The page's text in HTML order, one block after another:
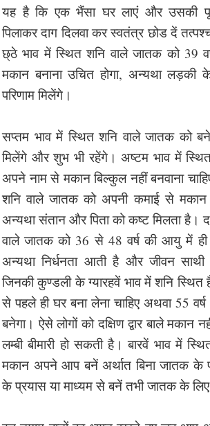
यह है कि एक भैंसा घर लाएं और उसकी
पिलाकर दाग दिलवा कर स्वतंत्र छोड दें
छ्ठे भाव में स्थित शनि वाले जातक को 39
मकान बनाना उचित होगा, अन्यथा लड़की
परिणाम मिलेंगे।
सप्तम भाव में स्थित शनि वाले जातक को
मिलेंगे और शुभ भी रहेंगे। अष्टम भाव में
अपने नाम से मकान बिल्कुल नहीं बनवाना
शनि वाले जातक को अपनी कमाई से मकान
अन्यथा संतान और पिता को कष्ट मिलता है।
वाले जातक को 36 से 48 वर्ष की आयु में ही
अन्यथा निर्धनता आती है और जीवन
जिनकी कुण्डली के ग्यारहवें भाव में शनि स्थित
से पहले ही घर बना लेना चाहिए अथवा 55
बनेगा। ऐसे लोगों को दक्षिण द्वार बाले मकान
लम्बी बीमारी हो सकती है। बारवें भाव में
मकान अपने आप बनें अर्थात बिना जातक के
के प्रयास या माध्यम से बनें तभी जातक के